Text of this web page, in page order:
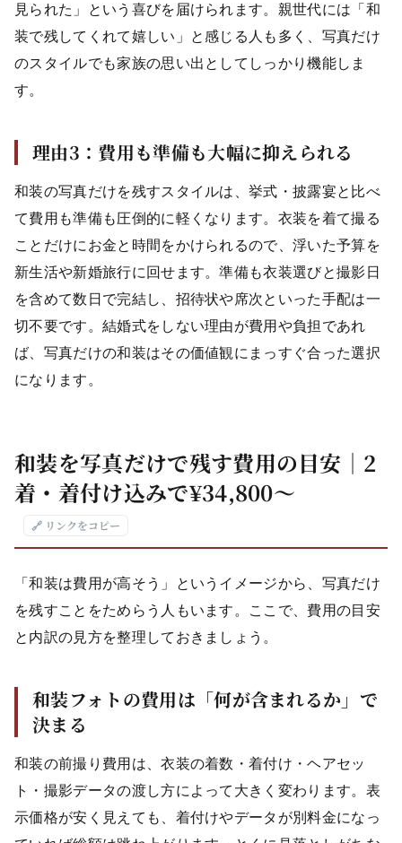
見られた」という喜びを届けられます。親世代には「和
装で残してくれて嬉しい」と感じる人も多く、写真だけ
のスタイルでも家族の思い出としてしっかり機能しま
す。
理由3：費用も準備も大幅に抑えられる
和装の写真だけを残すスタイルは、挙式・披露宴と比べ
て費用も準備も圧倒的に軽くなります。衣装を着て撮る
ことだけにお金と時間をかけられるので、浮いた予算を
新生活や新婚旅行に回せます。準備も衣装選びと撮影日
を含めて数日で完結し、招待状や席次といった手配は一
切不要です。結婚式をしない理由が費用や負担であれ
ば、写真だけの和装はその価値観にまっすぐ合った選択
になります。
和装を写真だけで残す費用の目安｜2
着・着付け込みで¥34,800〜
🔗 リンクをコピー
「和装は費用が高そう」というイメージから、写真だけ
を残すことをためらう人もいます。ここで、費用の目安
と内訳の見方を整理しておきましょう。
和装フォトの費用は「何が含まれるか」で
決まる
和装の前撮り費用は、衣装の着数・着付け・ヘアセッ
ト・撮影データの渡し方によって大きく変わります。表
示価格が安く見えても、着付けやデータが別料金になっ